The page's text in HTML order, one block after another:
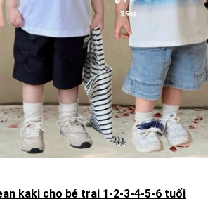
kaki cho bé trai 1-2-3-4-5-6 tuổi